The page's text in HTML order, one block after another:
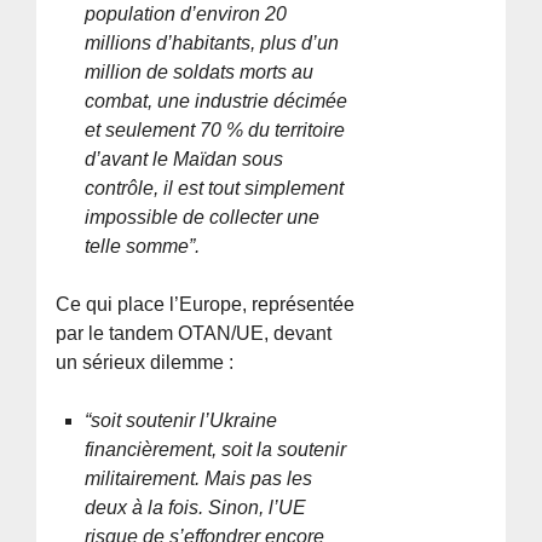
population d’environ 20
millions d’habitants, plus d’un
million de soldats morts au
combat, une industrie décimée
et seulement 70 % du territoire
d’avant le Maïdan sous
contrôle, il est tout simplement
impossible de collecter une
telle somme”.
Ce qui place l’Europe, représentée
par le tandem OTAN/UE, devant
un sérieux dilemme :
“soit soutenir l’Ukraine
financièrement, soit la soutenir
militairement. Mais pas les
deux à la fois. Sinon, l’UE
risque de s’effondrer encore